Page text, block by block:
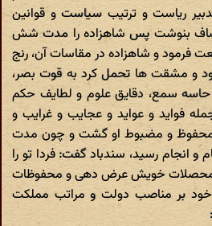
ریاست و ترتیب سیاست و قوانین
بنوشت پس شاهزاده را مدت شش
فرمود و شاهزاده در مقاسات آن، رنج
و مشقت ها تحمل کرد به قوت بصر،
سمع، دقایق علوم و لطایف حکم
فواید و عواید و عجایب و غرایب و
محفوظ و مضبوط او گشت و چون مدت
انجام رسید، سندباد گفت: فردا تو را
محصلات خویش عرض دهی و محفوظات
بر مناصب دولت و مراتب مملکت